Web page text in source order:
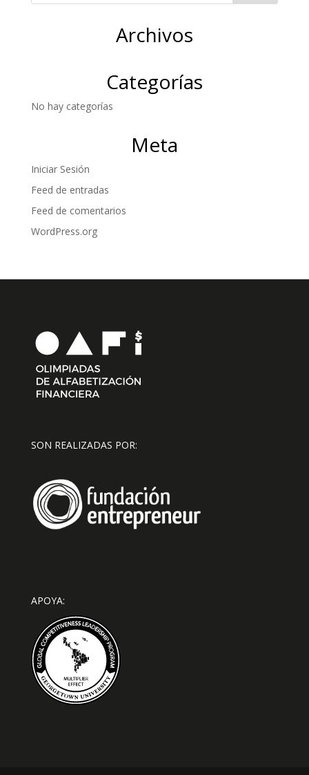
Archivos
Categorías
No hay categorías
Meta
Iniciar Sesión
Feed de entradas
Feed de comentarios
WordPress.org
SON REALIZADAS POR:
APOYA: